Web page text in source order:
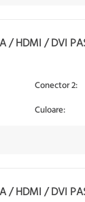
/ HDMI / DVI
Conector 2:
Culoare:
/ HDMI / DVI